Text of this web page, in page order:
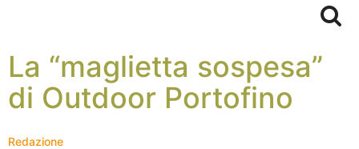
La “maglietta sospesa”
di Outdoor Portofino
Redazione